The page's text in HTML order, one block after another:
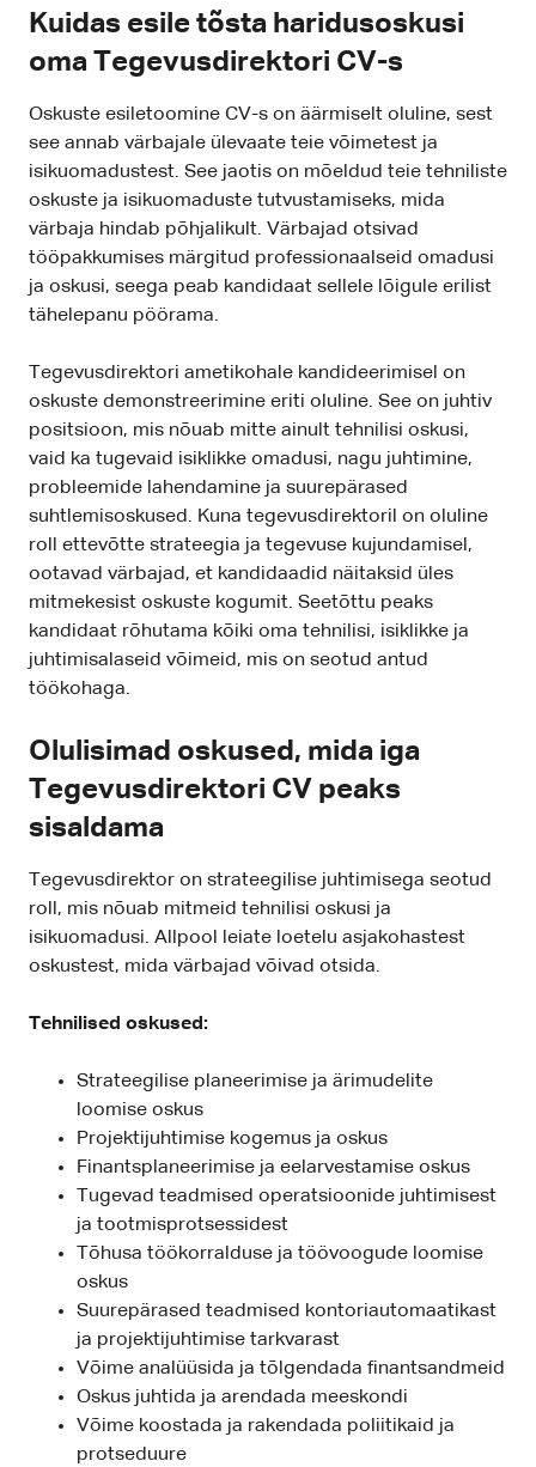
Kuidas esile tõsta haridusoskusi
oma Tegevusdirektori CV-s
Oskuste esiletoomine CV-s on äärmiselt oluline, sest
see annab värbajale ülevaate teie võimetest ja
isikuomadustest. See jaotis on mõeldud teie tehniliste
oskuste ja isikuomaduste tutvustamiseks, mida
värbaja hindab põhjalikult. Värbajad otsivad
tööpakkumises märgitud professionaalseid omadusi
ja oskusi, seega peab kandidaat sellele lõigule erilist
tähelepanu pöörama.
Tegevusdirektori ametikohale kandideerimisel on
oskuste demonstreerimine eriti oluline. See on juhtiv
positsioon, mis nõuab mitte ainult tehnilisi oskusi,
vaid ka tugevaid isiklikke omadusi, nagu juhtimine,
probleemide lahendamine ja suurepärased
suhtlemisoskused. Kuna tegevusdirektoril on oluline
roll ettevõtte strateegia ja tegevuse kujundamisel,
ootavad värbajad, et kandidaadid näitaksid üles
mitmekesist oskuste kogumit. Seetõttu peaks
kandidaat rõhutama kõiki oma tehnilisi, isiklikke ja
juhtimisalaseid võimeid, mis on seotud antud
töökohaga.
Olulisimad oskused, mida iga
Tegevusdirektori CV peaks
sisaldama
Tegevusdirektor on strateegilise juhtimisega seotud
roll, mis nõuab mitmeid tehnilisi oskusi ja
isikuomadusi. Allpool leiate loetelu asjakohastest
oskustest, mida värbajad võivad otsida.
Tehnilised oskused:
Strateegilise planeerimise ja ärimudelite
loomise oskus
Projektijuhtimise kogemus ja oskus
Finantsplaneerimise ja eelarvestamise oskus
Tugevad teadmised operatsioonide juhtimisest
ja tootmisprotsessidest
Tõhusa töökorralduse ja töövoogude loomise
oskus
Suurepärased teadmised kontoriautomaatikast
ja projektijuhtimise tarkvarast
Võime analüüsida ja tõlgendada finantsandmeid
Oskus juhtida ja arendada meeskondi
Võime koostada ja rakendada poliitikaid ja
protseduure